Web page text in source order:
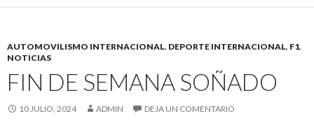
AUTOMOVILISMO INTERNACIONAL, DEPORTE INTERNACIONAL, F1,
NOTICIAS
FIN DE SEMANA SOÑADO
10 JULIO, 2024 ADMIN DEJA UN COMENTARIO